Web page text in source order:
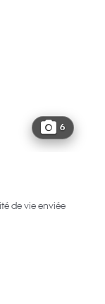
6
de vie enviée